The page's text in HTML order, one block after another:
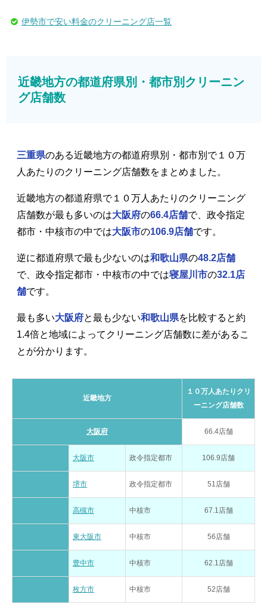
伊勢市で安い料金のクリーニング店一覧
近畿地方の都道府県別・都市別クリーニン
グ店舗数
三重県のある近畿地方の都道府県別・都市別で１０万
人あたりのクリーニング店舗数をまとめました。
近畿地方の都道府県で１０万人あたりのクリーニング
店舗数が最も多いのは大阪府の66.4店舗で、政令指定
都市・中核市の中では大阪市の106.9店舗です。
逆に都道府県で最も少ないのは和歌山県の48.2店舗
で、政令指定都市・中核市の中では寝屋川市の32.1店
舗です。
最も多い大阪府と最も少ない和歌山県を比較すると約
1.4倍と地域によってクリーニング店舗数に差があるこ
とが分かります。
近畿地方
１０万人あたりクリ
ーニング店舗数
大阪府 66.4店舗
大阪市 政令指定都市 106.9店舗
堺市 政令指定都市 51店舗
高槻市 中核市 67.1店舗
東大阪市 中核市 56店舗
豊中市 中核市 62.1店舗
枚方市 中核市 52店舗